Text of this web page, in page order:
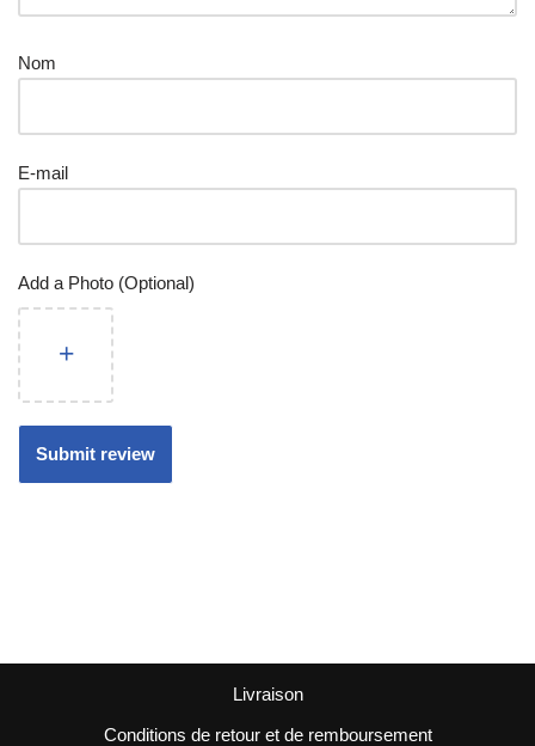
Nom
E-mail
Add a Photo (Optional)
Livraison
Conditions de retour et de remboursement